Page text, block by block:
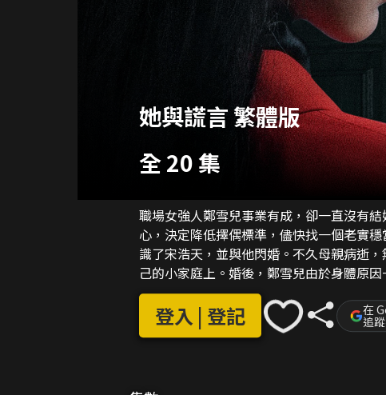
她與謊言 繁體版
全 20 集
職場女強人鄭雪兒事業有成，卻一直沒有
心，決定降低擇偶標準，儘快找一個老實
識了宋浩天，並與他閃婚。不久母親病逝
己的小家庭上。婚後，鄭雪兒由於身體原
技術終於成功懷孕，但婆婆對她的態度依
鄭雪兒很是討好，但卻不是真正地愛護妻
米麗麗出軌，並一起謀劃著吞掉妻子的財
登入 | 登記 在
追